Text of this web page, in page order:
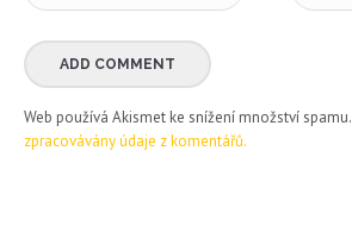
Web používá Akismet ke snížení množství spamu.
zpracovávány údaje z komentářů.